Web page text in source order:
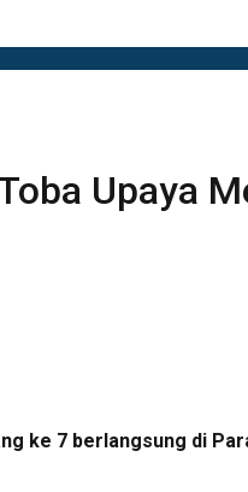
Upaya
ke 7 berlangsung di